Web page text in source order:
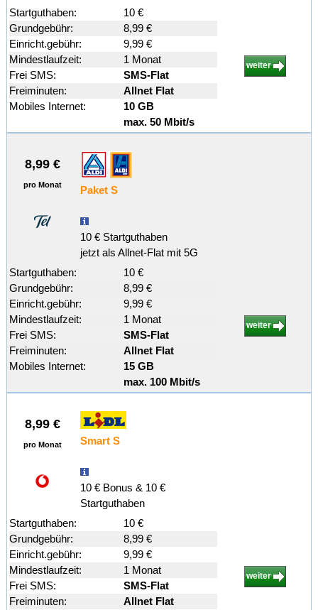
Startguthaben:
10 €
Grundgebühr:
8,99 €
Einricht.gebühr:
9,99 €
Mindestlaufzeit:
1 Monat
Frei SMS:
SMS-Flat
Freiminuten:
Allnet Flat
Mobiles Internet:
10 GB
max. 50 Mbit/s
weiter
8,99 €
pro Monat Paket S
10 € Startguthaben
jetzt als Allnet-Flat mit 5G
Startguthaben:
10 €
Grundgebühr:
8,99 €
Einricht.gebühr:
9,99 €
Mindestlaufzeit:
1 Monat
Frei SMS:
SMS-Flat
Freiminuten:
Allnet Flat
Mobiles Internet:
15 GB
max. 100 Mbit/s
weiter
8,99 €
pro Monat Smart S
10 € Bonus & 10 €
Startguthaben
Startguthaben:
10 €
Grundgebühr:
8,99 €
Einricht.gebühr:
9,99 €
Mindestlaufzeit:
1 Monat
Frei SMS:
SMS-Flat
Freiminuten:
Allnet Flat
weiter